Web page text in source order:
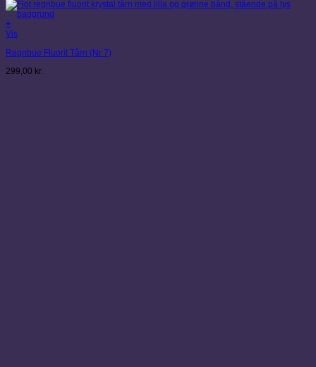
+
Vis
Regnbue Fluorit Tårn (Nr 7)
299,00 kr.